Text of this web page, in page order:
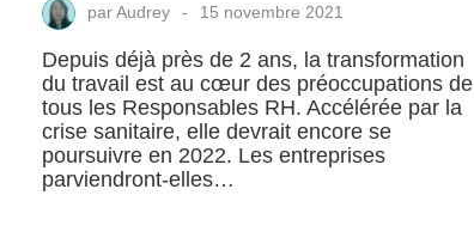
parAudrey 15 novembre 2021
Depuis déjà près de 2 ans, la transformation
du travail est au cœur des préoccupations de
tous les Responsables RH. Accélérée par la
crise sanitaire, elle devrait encore se
poursuivre en 2022. Les entreprises
parviendront-elles…